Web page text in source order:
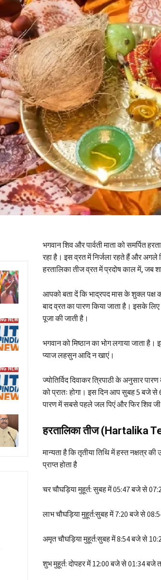
भगवान शिव और पार्वती माता को
रहा है। इस व्रत में निर्जला रहते हैं और
हरतालिका तीज व्रत में प्रदोष काल में, जब
आपको बता दें कि भाद्रपद मास के शुक्ल पक्ष
बाद व्रत का पारण किया जाता है। इसके
पूजा की जाती है।
भगवान को मिष्ठान का भोग लगाया जाता
प्याज लहसुन आदि न खाएं।
ज्योतिर्विद दिवाकर त्रिपाठी के अनुसार
को प्रातः होगा। इस दिन आप सुबह 5 बजे
पारण में सबसे पहले जल पिएं और फिर शिव जी
हरतालिका तीज (Hartalika
मान्यता है कि तृतीया तिथि में हस्त नक्षत्र
प्राप्त होता है
चर चौघड़िया मुहूर्त: सुबह में 05:47 बजे से
लाभ चौघड़िया मुहूर्त:सुबह में 7:20 बजे से
अमृत चौघड़िया मुहूर्त:सुबह में 8:54 बजे से
शुभ मुहूर्त: दोपहर में 12:00 बजे से 01:34 बजे